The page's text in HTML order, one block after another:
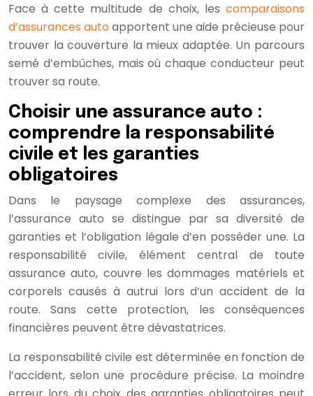
Face à cette multitude de choix, les comparaisons
d’assurances autoapportent une aide précieuse pour
trouver la couverture la mieux adaptée. Un parcours
semé d’embûches, mais où chaque conducteur peut
trouver sa route.
Choisir une assurance auto :
comprendre la responsabilité
civile et les garanties
obligatoires
Dans le paysage complexe des assurances,
l’assurance auto se distingue par sa diversité de
garanties et l’obligation légale d’en posséder une. La
responsabilité civile, élément central de toute
assurance auto, couvre les dommages matériels et
corporels causés à autrui lors d’un accident de la
route. Sans cette protection, les conséquences
financières peuvent être dévastatrices.
La responsabilité civile est déterminée en fonction de
l’accident, selon une procédure précise. La moindre